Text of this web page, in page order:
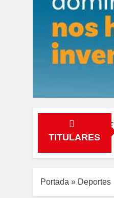
TITULARES
REVELA
Portada » Deportes